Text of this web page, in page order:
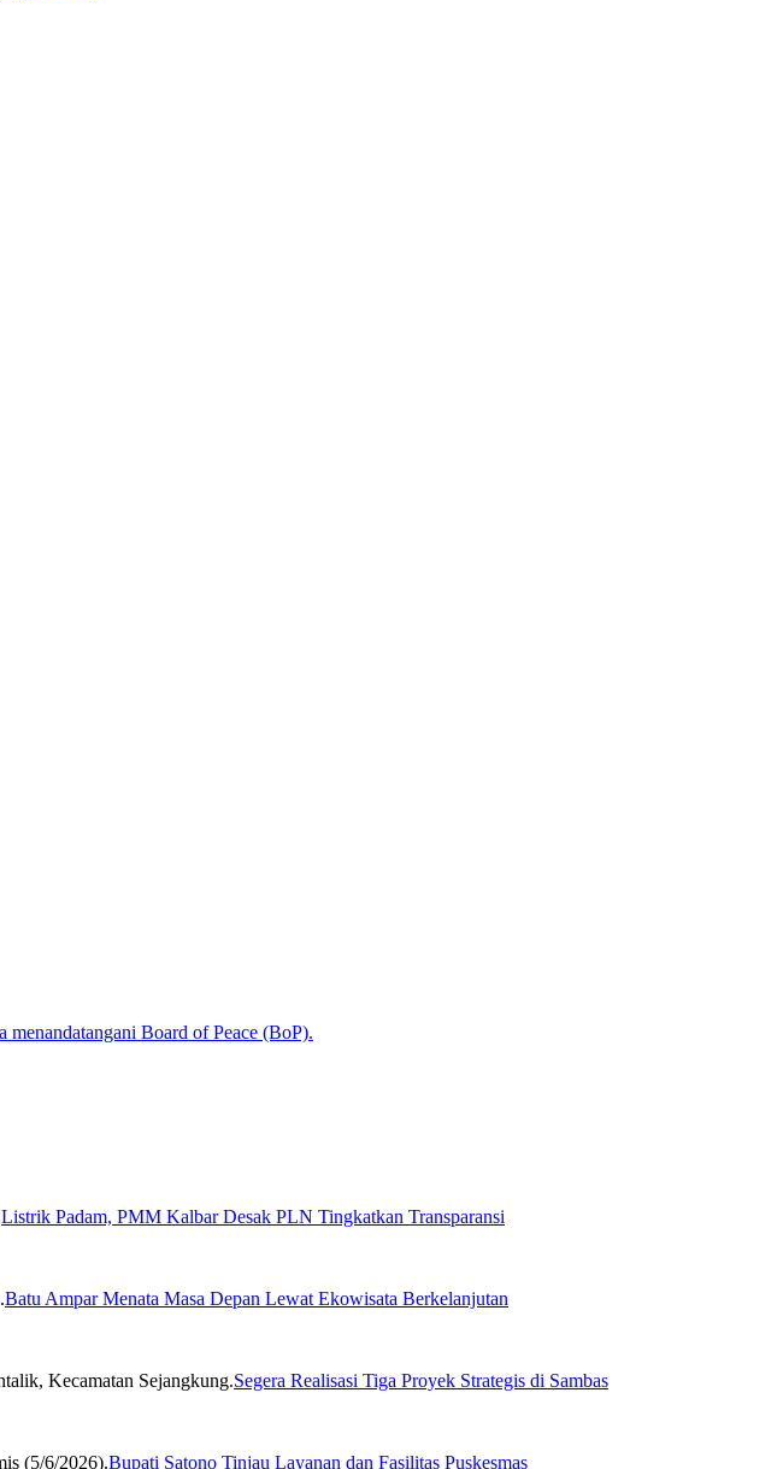
Listrik Padam, PMM Kalbar Desak PLN Tingkatkan Transparansi
Batu Ampar Menata Masa Depan Lewat Ekowisata Berkelanjutan
Segera Realisasi Tiga Proyek Strategis di Sambas
Bupati Satono Tinjau Layanan dan Fasilitas Puskesmas